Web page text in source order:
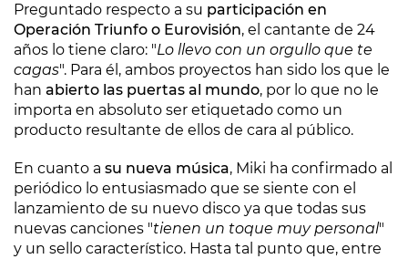
Preguntado respecto a su participación en
Operación Triunfo o Eurovisión, el cantante de 24
años lo tiene claro: "Lo llevo con un orgullo que te
cagas". Para él, ambos proyectos han sido los que le
han abierto las puertas al mundo, por lo que no le
importa en absoluto ser etiquetado como un
producto resultante de ellos de cara al público.
En cuanto a su nueva música, Miki ha confirmado al
periódico lo entusiasmado que se siente con el
lanzamiento de su nuevo disco ya que todas sus
nuevas canciones "tienen un toque muy personal"
y un sello característico. Hasta tal punto que, entre